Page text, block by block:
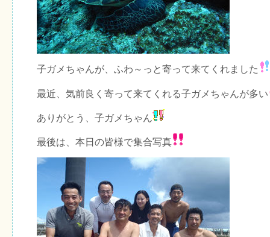
子ガメちゃんが、ふわ～っと寄って来てくれました
最近、気前良く寄って来てくれる子ガメちゃんが多い
ありがとう、子ガメちゃん
最後は、本日の皆様で集合写真